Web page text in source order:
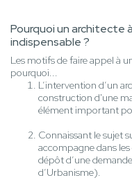
Pourquoi un architecte
indispensable ?
Les motifs de faire appel à
pourquoi...
L’intervention d’un
construction d'une
élément important
Connaissant le sujet
accompagne dans
dépôt d’une
d’Urbanisme).